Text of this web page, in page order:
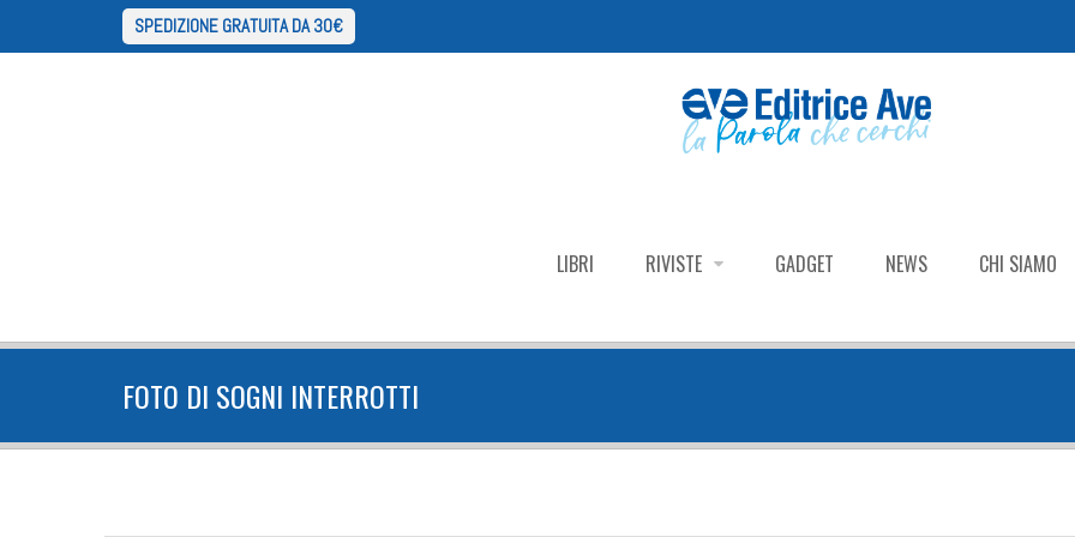
SPEDIZIONE GRATUITA DA 30€
LIBRI RIVISTE GADGET NEWS CHI SIAMO
FOTO DI SOGNI INTERROTTI